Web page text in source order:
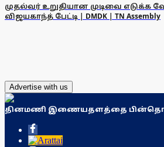
முதல்வர் உறுதியான முடிவை எடுக்க
விஜயகாந்த் பேட்டி | DMDK | TN Assembly
Advertise with us
தினமணி இணையதளத்தை